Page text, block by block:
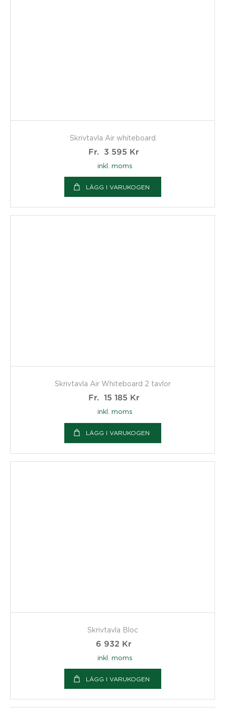
Skrivtavla Air whiteboard
Fr.
3 595 Kr
inkl. moms
LÄGG I VARUKOGEN
Skrivtavla Air Whiteboard 2 tavlor
Fr.
15 185 Kr
inkl. moms
LÄGG I VARUKOGEN
Skrivtavla Bloc
6 932 Kr
inkl. moms
LÄGG I VARUKOGEN